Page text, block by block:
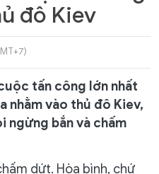
đô Kiev
tấn công lớn nhất
nhằm vào thủ đô Kiev,
ngừng bắn và chấm
dứt. Hòa bình, chứ